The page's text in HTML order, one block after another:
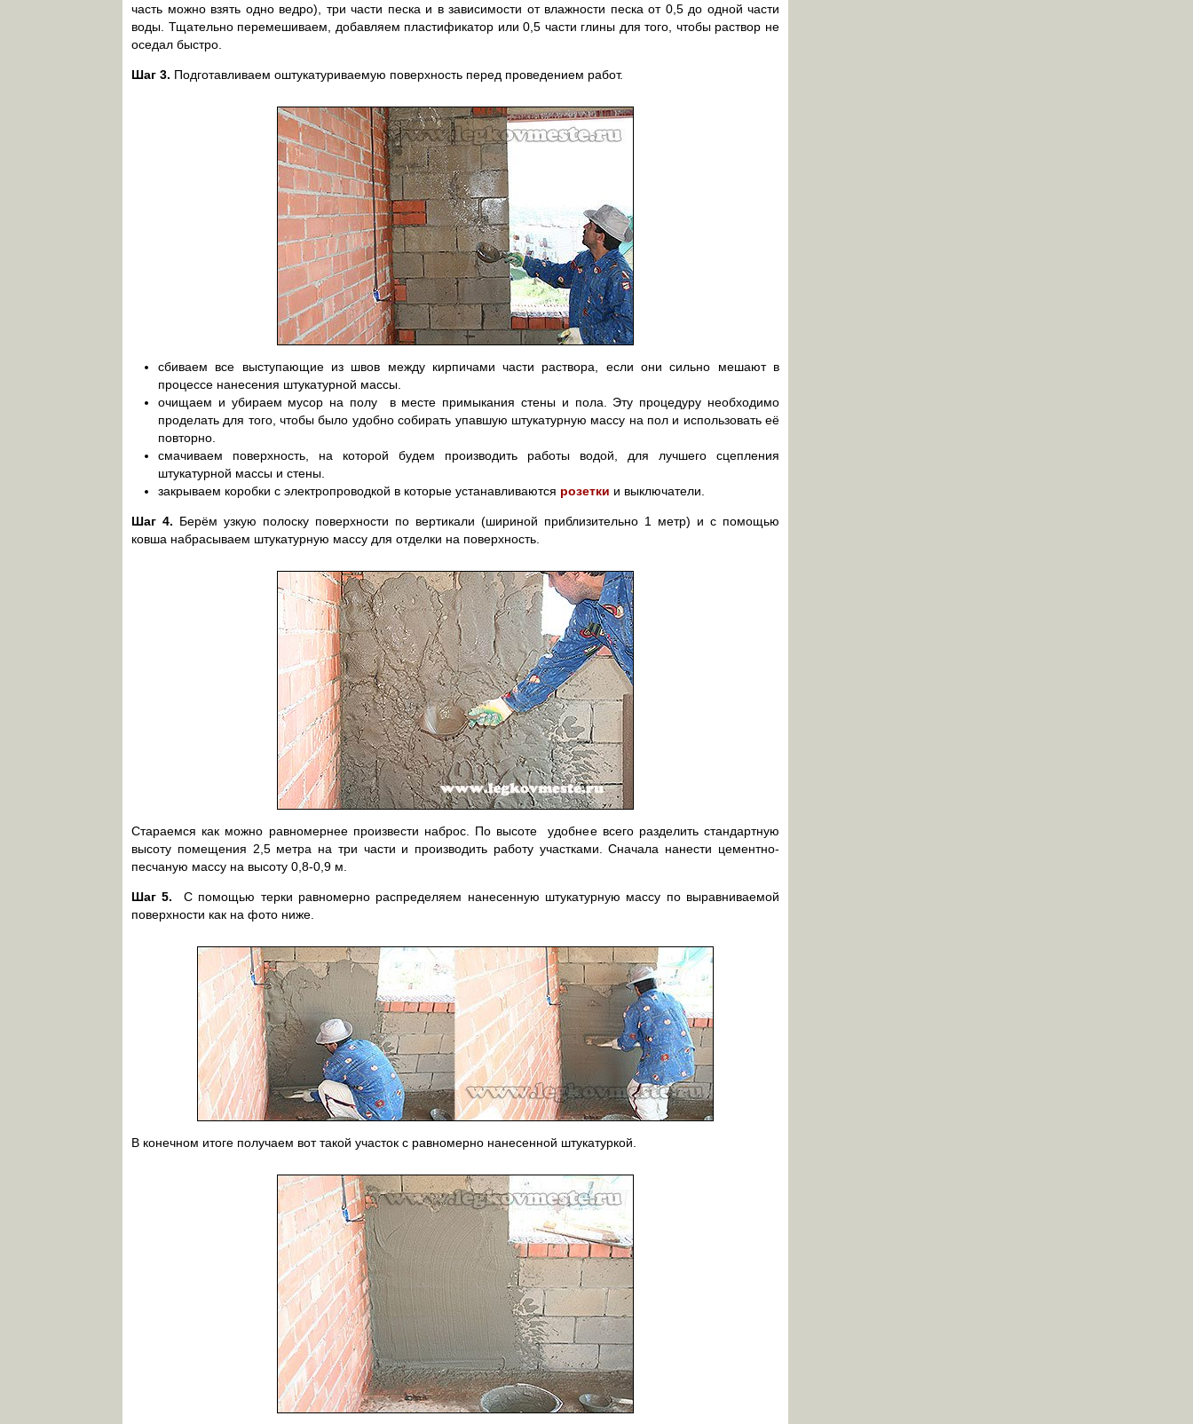
часть можно взять одно ведро), три части песка и в зависимости от влажности песка от 0,5 до одной части
воды. Тщательно перемешиваем, добавляем пластификатор или 0,5 части глины для того, чтобы раствор не
оседал быстро.
Шаг 3. Подготавливаем оштукатуриваемую поверхность перед проведением работ.
сбиваем все выступающие из швов между кирпичами части раствора, если они сильно мешают в
процессе нанесения штукатурной массы.
очищаем и убираем мусор на полу в месте примыкания стены и пола. Эту процедуру необходимо
проделать для того, чтобы было удобно собирать упавшую штукатурную массу на пол и использовать её
повторно.
смачиваем поверхность, на которой будем производить работы водой, для лучшего сцепления
штукатурной массы и стены.
закрываем коробки с электропроводкой в которые устанавливаются розетки и выключатели.
Шаг 4. Берём узкую полоску поверхности по вертикали (шириной приблизительно 1 метр) и с помощью
ковша набрасываем штукатурную массу для отделки на поверхность.
Стараемся как можно равномернее произвести наброс. По высоте удобнее всего разделить стандартную
высоту помещения 2,5 метра на три части и производить работу участками. Сначала нанести цементно-
песчаную массу на высоту 0,8-0,9 м.
Шаг 5. С помощью терки равномерно распределяем нанесенную штукатурную массу по выравниваемой
поверхности как на фото ниже.
В конечном итоге получаем вот такой участок с равномерно нанесенной штукатуркой.